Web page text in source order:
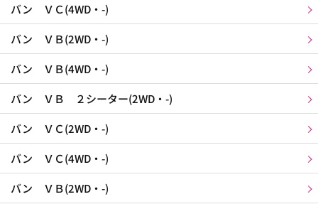
バン ＶＣ(4WD・-)
バン ＶＢ(2WD・-)
バン ＶＢ(4WD・-)
バン ＶＢ ２シーター(2WD・-)
バン ＶＣ(2WD・-)
バン ＶＣ(4WD・-)
バン ＶＢ(2WD・-)